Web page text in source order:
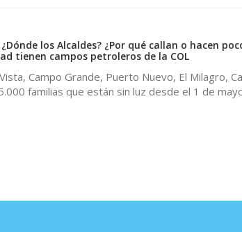
los Alcaldes? ¿Por qué callan o hacen
tienen campos petroleros de la COL
Campo Grande, Puerto Nuevo, El Milagro,
familias que están sin luz desde el 1 de